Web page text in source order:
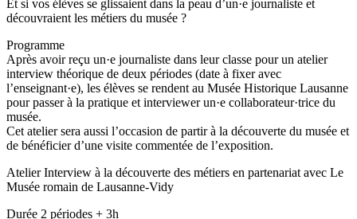
Et si vos élèves se glissaient dans la peau d’un·e journaliste et
découvraient les métiers du musée ?
Programme
Après avoir reçu un·e journaliste dans leur classe pour un atelier
interview théorique de deux périodes (date à fixer avec
l’enseignant·e), les élèves se rendent au Musée Historique Lausanne
pour passer à la pratique et interviewer un·e collaborateur·trice du
musée.
Cet atelier sera aussi l’occasion de partir à la découverte du musée et
de bénéficier d’une visite commentée de l’exposition.
Atelier Interview à la découverte des métiers en partenariat avec Le
Musée romain de Lausanne-Vidy
Durée 2 périodes + 3h